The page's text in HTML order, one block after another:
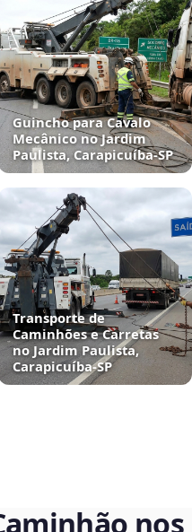
Guincho para Cavalo
Mecânico no Jardim
Paulista, Carapicuíba‑SP
Transporte de
Caminhões e Carretas
no Jardim Paulista,
Carapicuíba‑SP
nos